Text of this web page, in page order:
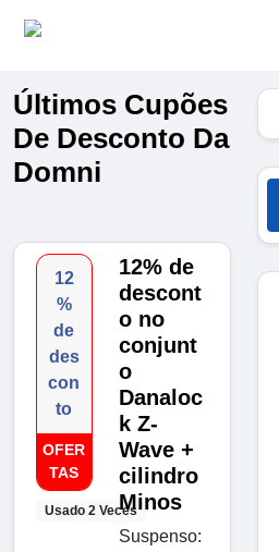
Últimos Cupões
De Desconto Da
Domni
12
%
de
des
con
to
OFER
TAS
Usado 2 Veces
12% de
descont
o no
conjunt
o
Danaloc
k Z-
Wave +
cilindro
Minos
Suspenso: